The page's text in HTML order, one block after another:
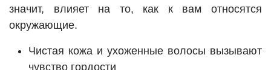
значит, влияет на то, как к вам относятся
окружающие.
Чистая кожа и ухоженные волосы вызывают
чувство гордости